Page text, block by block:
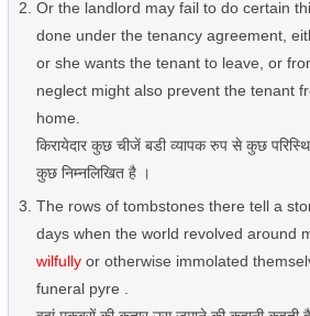
Or the landlord may fail to do certain
done under the tenancy agreement,
or she wants the tenant to leave, or
neglect might also prevent the tenant
home.
किरायेदार कुछ चीजें बडी व्यापक रुप से कुछ
कुछ निम्नलिखित है ।
The rows of tombstones there tell a
days when the world revolved around
wilfully or otherwise immolated
funeral pyre .